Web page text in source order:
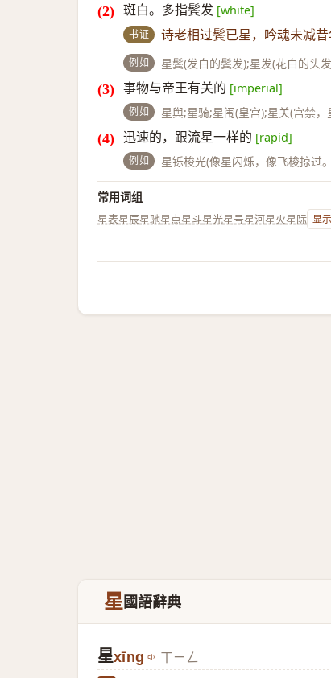
斑白。多指鬓发 [white]
书证 诗老相过鬓已星，吟魂未减
例如 星鬓(发白的鬓发);星发(花白的头
事物与帝王有关的 [imperial]
例如 星舆;星骑;星闱(皇宫);星关(宫禁
迅速的，跟流星一样的 [rapid]
例如 星铄梭光(像星闪烁，像飞梭掠过
常用词组
星表星辰星驰星点星斗星光星号星河星火星际 显
星國語辭典
星xīng ㄒㄧㄥ